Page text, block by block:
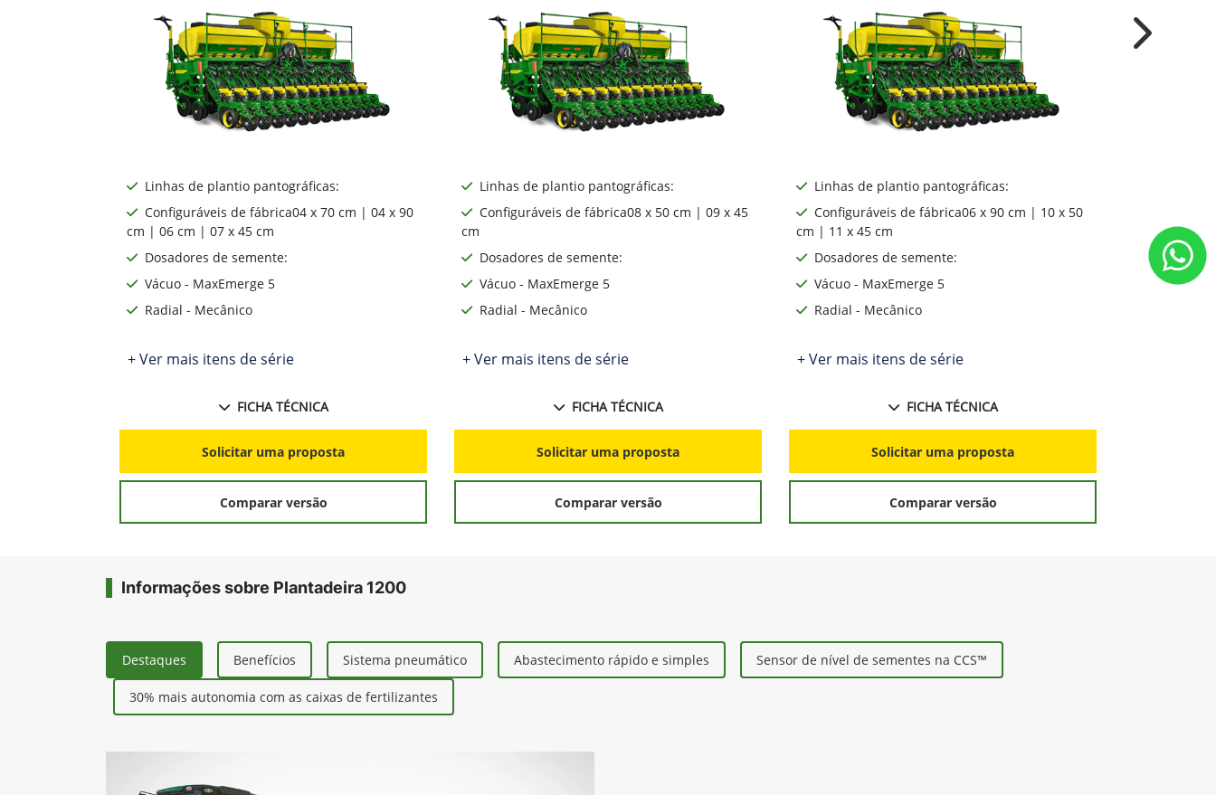
Linhas de plantio pantográficas:
Configuráveis de fábrica04 x 70 cm | 04 x 90
cm | 06 cm | 07 x 45 cm
Dosadores de semente:
Vácuo - MaxEmerge 5
Radial - Mecânico
+ Ver mais itens de série
FICHA TÉCNICA
Solicitar uma proposta
Comparar versão
Linhas de plantio pantográficas:
Configuráveis de fábrica08 x 50 cm | 09 x 45
cm
Dosadores de semente:
Vácuo - MaxEmerge 5
Radial - Mecânico
+ Ver mais itens de série
FICHA TÉCNICA
Solicitar uma proposta
Comparar versão
Linhas de plantio pantográficas:
Configuráveis de fábrica06 x 90 cm | 10 x 50
cm | 11 x 45 cm
Dosadores de semente:
Vácuo - MaxEmerge 5
Radial - Mecânico
+ Ver mais itens de série
FICHA TÉCNICA
Solicitar uma proposta
Comparar versão
Vácuo -
Next
Informações sobre Plantadeira 1200
Destaques Benefícios Sistema pneumático Abastecimento rápido e simples Sensor de nível de sementes na CCS™
30% mais autonomia com as caixas de fertilizantes